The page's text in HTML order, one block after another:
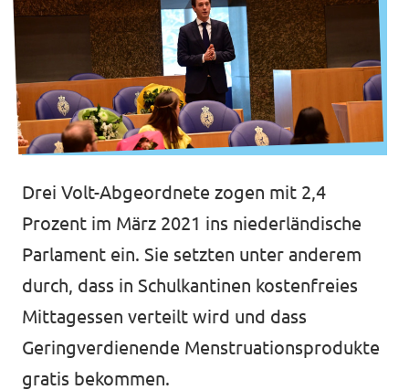
Drei Volt-Abgeordnete zogen mit 2,4
Prozent im März 2021 ins niederländische
Parlament ein. Sie setzten unter anderem
durch, dass in Schulkantinen kostenfreies
Mittagessen verteilt wird und dass
Geringverdienende Menstruationsprodukte
gratis bekommen.